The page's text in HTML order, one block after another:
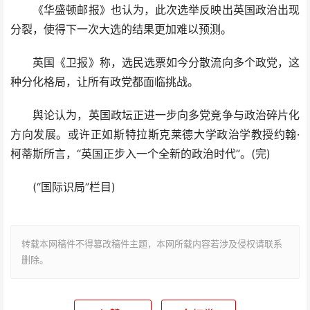
《华盛顿邮报》也认为，此次选举反映出英国政治出现
分裂，使得下一次大选的结果更加难以预测。
英国《卫报》称，选民选票如今分散流向多个政党，这
种分化格局，让所有政党都面临挑战。
舆论认为，英国政坛正进一步向多党竞争与政治碎片化
方向发展。或许正如斯特拉斯克莱德大学政治学教授约翰·
柯蒂斯所言，“英国正步入一个全新的政治时代”。(完)
(“国际识局”栏目)
转载本网稿件不得篡改稿件主题，本网所载内容若涉及侵权请联系
删除。